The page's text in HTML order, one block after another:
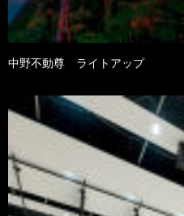
中野不動尊 ライトアップ